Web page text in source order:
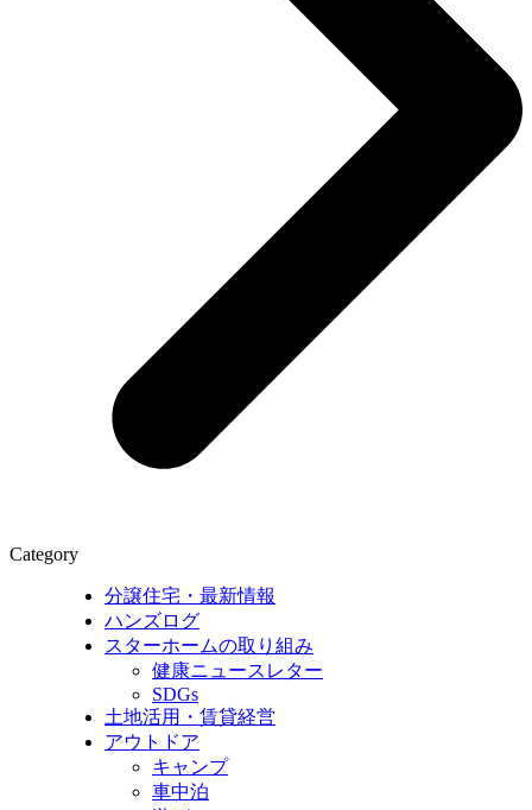
Category
分譲住宅・最新情報
ハンズログ
スターホームの取り組み
健康ニュースレター
SDGs
土地活用・賃貸経営
アウトドア
キャンプ
車中泊